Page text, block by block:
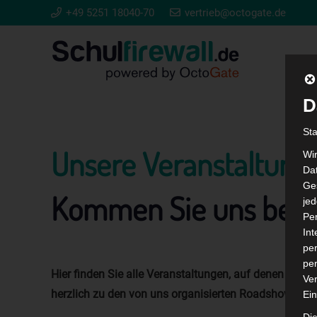
+49 5251 18040-70 vertrieb@octogate.de
Unsere
Kommen Sie uns
Hier finden Sie alle Veranstaltungen, auf denen wir
herzlich zu den von uns organisierten Roadshows